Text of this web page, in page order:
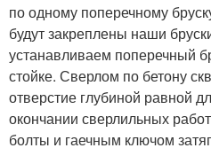
по одному поперечному
будут закреплены наши
устанавливаем поперечный
стойке. Сверлом по бетону
отверстие глубиной равной
окончании сверлильных
болты и гаечным ключом